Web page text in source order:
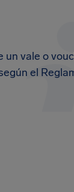
un vale o
el